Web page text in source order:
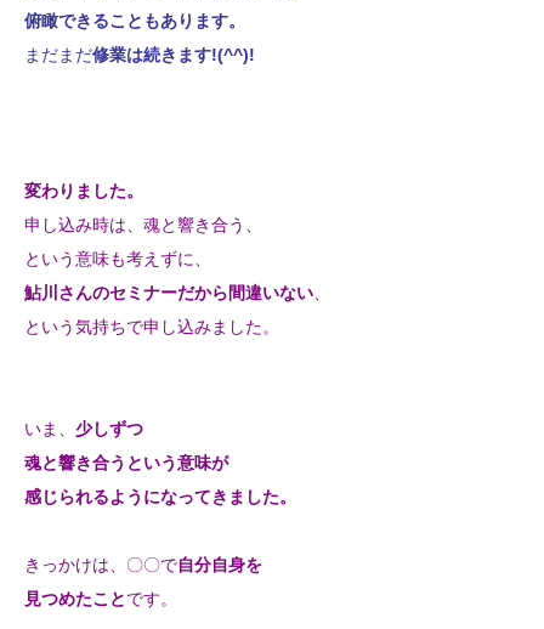
俯瞰できることもあります。
まだまだ修業は続きます!(^^)!
変わりました。
申し込み時は、魂と響き合う、
という意味も考えずに、
鮎川さんのセミナーだから間違いない、
という気持ちで申し込みました。
いま、 少しずつ
魂と響き合うという意味が
感じられるようになってきました。
きっかけは、〇〇で自分自身を
見つめたことです。